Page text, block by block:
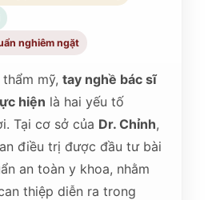
nghiêm ngặt
thẩm mỹ,tay nghề bác sĩ
hiện là hai yếu tố
Tại cơ sở của Dr. Chỉnh,
điều trị được đầu tư bài
an toàn y khoa, nhằm
thiệp diễn ra trong